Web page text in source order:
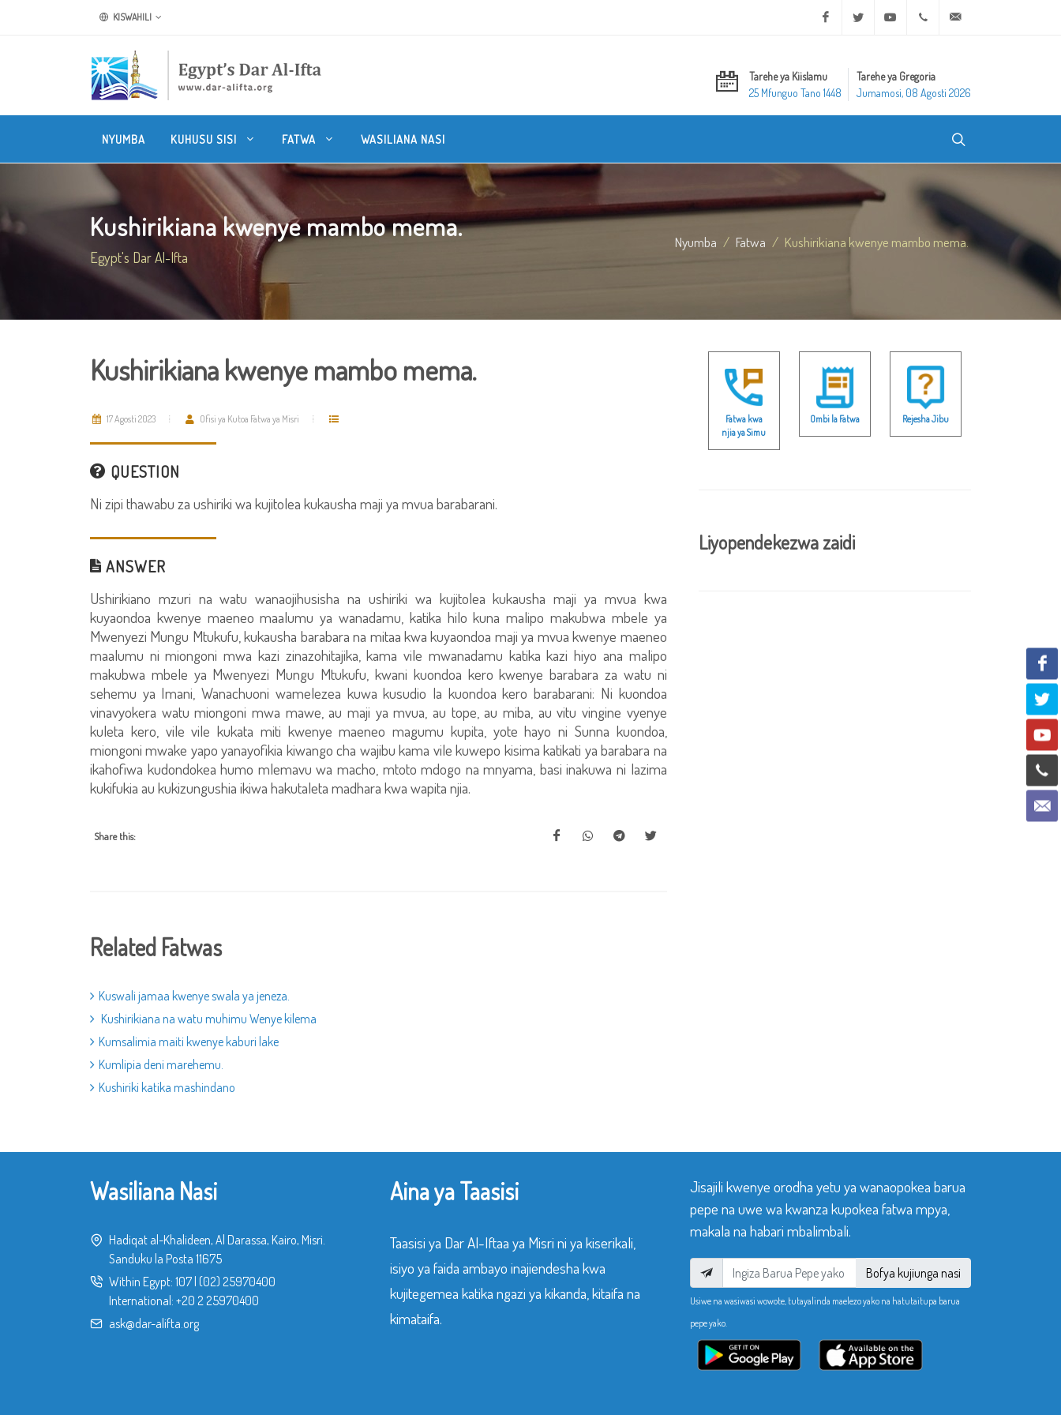
KISWAHILI Facebook Twitter Youtube +20 2 25970400
Tarehe ya Kiislamu
25 Mfunguo Tano 1448
Tarehe ya Gregoria
Jumamosi, 08 Agosti 2026
NYUMBA KUHUSU SISI FATWA WASILIANA NASI
Kushirikiana kwenye mambo mema.
Egypt's Dar Al-Ifta
Nyumba Fatwa Kushirikiana kwenye mambo mema.
Kushirikiana kwenye mambo mema.
17 Agosti 2023 Ofisi ya Kutoa Fatwa ya Misri
QUESTION
Ni zipi thawabu za ushiriki wa kujitolea kukausha maji ya mvua barabarani.
ANSWER
Ushirikiano mzuri na watu wanaojihusisha na ushiriki wa kujitolea kukausha maji ya mvua kwa
kuyaondoa kwenye maeneo maalumu ya wanadamu, katika hilo kuna malipo makubwa mbele ya
Mwenyezi Mungu Mtukufu, kukausha barabara na mitaa kwa kuyaondoa maji ya mvua kwenye maeneo
maalumu ni miongoni mwa kazi zinazohitajika, kama vile mwanadamu katika kazi hiyo ana malipo
makubwa mbele ya Mwenyezi Mungu Mtukufu, kwani kuondoa kero kwenye barabara za watu ni
sehemu ya Imani, Wanachuoni wamelezea kuwa kusudio la kuondoa kero barabarani: Ni kuondoa
vinavyokera watu miongoni mwa mawe, au maji ya mvua, au tope, au miba, au vitu vingine vyenye
kuleta kero, vile vile kukata miti kwenye maeneo magumu kupita, yote hayo ni Sunna kuondoa,
miongoni mwake yapo yanayofikia kiwango cha wajibu kama vile kuwepo kisima katikati ya barabara na
ikahofiwa kudondokea humo mlemavu wa macho, mtoto mdogo na mnyama, basi inakuwa ni lazima
kukifukia au kukizungushia ikiwa hakutaleta madhara kwa wapita njia.
Share this:
Related Fatwas
Kuswali jamaa kwenye swala ya jeneza.
Kushirikiana na watu muhimu Wenye kilema
Kumsalimia maiti kwenye kaburi lake
Kumlipia deni marehemu.
Kushiriki katika mashindano
Fatwa kwa
njia ya Simu
Ombi la Fatwa Rejesha Jibu
Liyopendekezwa zaidi
Wasiliana Nasi
Hadiqat al-Khalideen, Al Darassa, Kairo, Misri.
Sanduku la Posta 11675
Within Egypt: 107 (02) 25970400
International: +20 2 25970400
ask@dar-alifta.org
Aina ya Taasisi
Taasisi ya Dar Al-Iftaa ya Misri ni ya kiserikali,
isiyo ya faida ambayo inajiendesha kwa
kujitegemea katika ngazi ya kikanda, kitaifa na
kimataifa.
Jisajili kwenye orodha yetu ya wanaopokea barua
pepe na uwe wa kwanza kupokea fatwa mpya,
makala na habari mbalimbali.
Bofya kujiunga nasi
Usiwe na wasiwasi wowote, tutayalinda maelezo yako na hatutaitupa barua
pepe yako.